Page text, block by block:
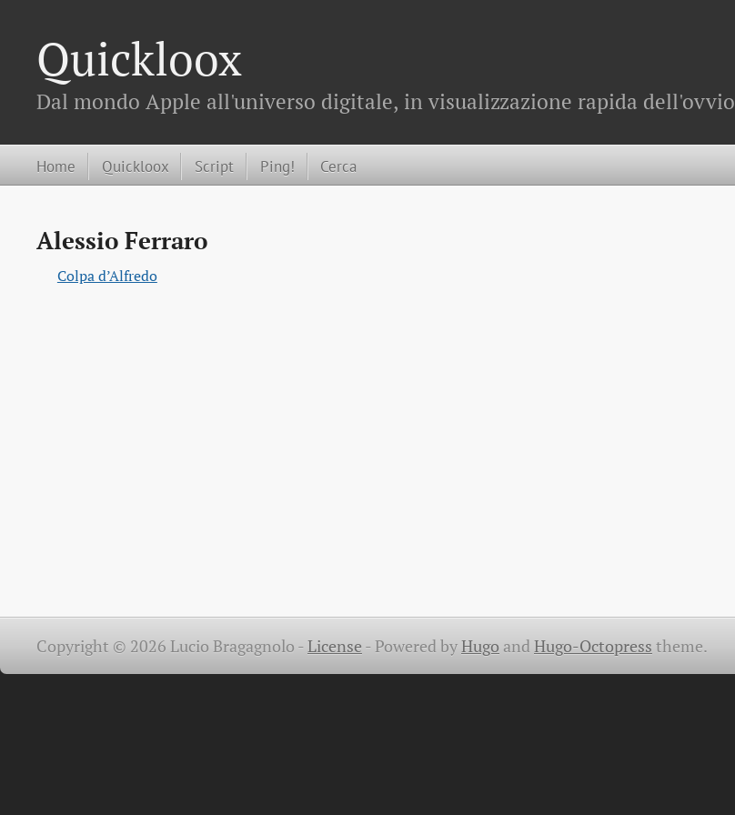
Quickloox
Dal mondo Apple all'universo digitale, in visualizzazione rapida dell'ovvio
Home Quickloox Script Ping! Cerca
Alessio Ferraro
Colpa d’Alfredo
Copyright © 2026 Lucio Bragagnolo -License -Powered byHugoandHugo-Octopress theme.